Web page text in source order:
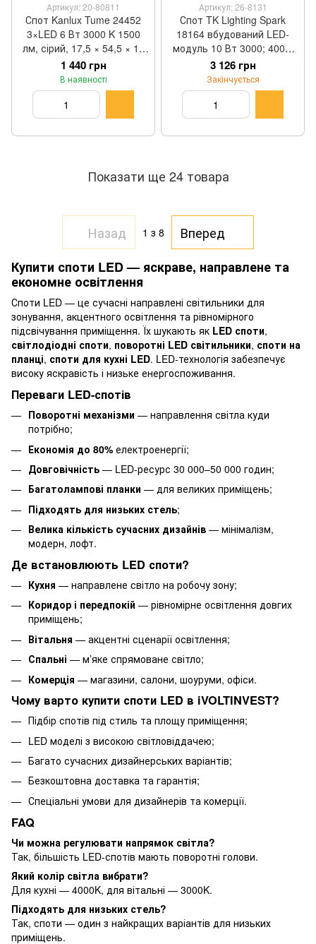
Артикул: 20-80811
Спот Kanlux Tume 24452
3×LED 6 Вт 3000 K 1500
лм, сірий, 17,5 × 54,5 × 10
см
1 440 грн
В наявності
Артикул: 26-8131
Спот TK Lighting Spark
18164 вбудований LED-
модуль 10 Вт 3000; 4000;
6000 K чорний 8,4 × 16,3 ×
7 см
3 126 грн
Закінчується
Показати ще 24 товара
Назад 1 з 8
Вперед
Купити споти LED — яскраве, направлене та
економне освітлення
Споти LED — це сучасні направлені світильники для
зонування, акцентного освітлення та рівномірного
підсвічування приміщення. Їх шукають як LED споти,
світлодіодні споти, поворотні LED світильники, споти на
планці, споти для кухні LED. LED-технологія забезпечує
високу яскравість і низьке енергоспоживання.
Переваги LED-спотів
Поворотні механізми — направлення світла куди
потрібно;
Економія до 80% електроенергії;
Довговічність — LED-ресурс 30 000–50 000 годин;
Багатолампові планки — для великих приміщень;
Підходять для низьких стель;
Велика кількість сучасних дизайнів — мінімалізм,
модерн, лофт.
Де встановлюють LED споти?
Кухня — направлене світло на робочу зону;
Коридор і передпокій — рівномірне освітлення довгих
приміщень;
Вітальня — акцентні сценарії освітлення;
Спальні — м’яке спрямоване світло;
Комерція — магазини, салони, шоуруми, офіси.
Чому варто купити споти LED в iVOLTINVEST?
Підбір спотів під стиль та площу приміщення;
LED моделі з високою світловіддачею;
Багато сучасних дизайнерських варіантів;
Безкоштовна доставка та гарантія;
Спеціальні умови для дизайнерів та комерції.
FAQ
Чи можна регулювати напрямок світла?
Так, більшість LED-спотів мають поворотні голови.
Який колір світла вибрати?
Для кухні — 4000K, для вітальні — 3000K.
Підходять для низьких стель?
Так, споти — один з найкращих варіантів для низьких
приміщень.